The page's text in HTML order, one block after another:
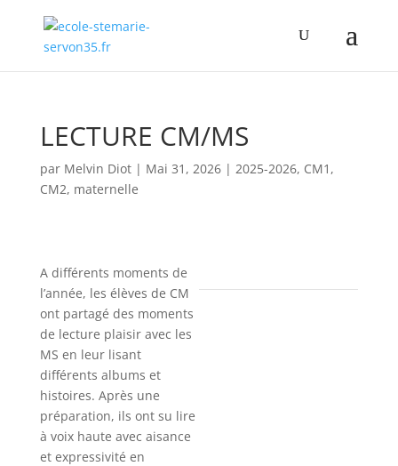
LECTURE CM/MS
par Melvin Diot| Mai 31, 2026| 2025-2026, CM1 ,
CM2, maternelle
A différents moments de
l’année, les élèves de CM
ont partagé des moments
de lecture plaisir avec les
MS en leur lisant
différents albums et
histoires. Après une
préparation, ils ont su lire
à voix haute avec aisance
et expressivité en